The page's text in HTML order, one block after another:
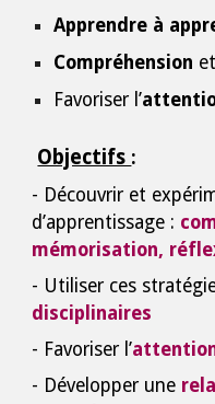
Apprendre à
Compréhension et
Favoriser l’
Objectifs :
- Découvrir et
d’apprentissage :
mémorisation,
- Utiliser ces
disciplinaires
- Favoriser l’
- Développer une